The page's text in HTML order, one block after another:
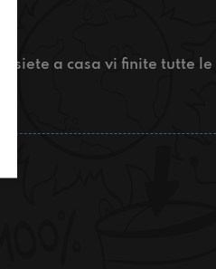
siete a casa vi finite tutte le